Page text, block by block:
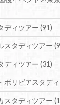
ディツアー(91)
スタディツアー
ディツアー(31)
ボリビアスタデ
スタディツアー